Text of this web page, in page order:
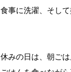
食事に洗濯、そし
休みの日は、朝ご